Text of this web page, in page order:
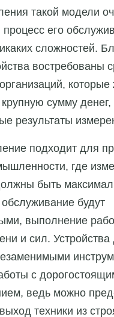
такой модели
процесс его
сложностей.
востребованы
сумму денег,
результаты
подходит для
где
быть
будут
выполнение
и сил. Устройства
с
ведь можно
техники из